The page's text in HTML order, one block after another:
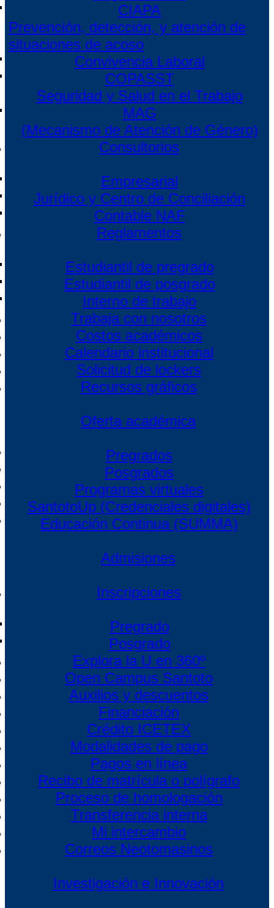
CIAPA
Prevención, detección, y atención de
situaciones de acoso
Convivencia Laboral
COPASST
Seguridad y Salud en el Trabajo
MAG
(Mecanismo de Atención de Género)
Consultorios
Empresarial
Jurídico y Centro de Conciliación
Contable NAF
Reglamentos
Estudiantil de pregrado
Estudiantil de posgrado
Interno de trabajo
Trabaja con nosotros
Costos académicos
Calendario institucional
Solicitud de lockers
Recursos gráficos
Oferta académica
Pregrados
Posgrados
Programas virtuales
SantotoUp (Credenciales digitales)
Educación Continua (SUMMA)
Admisiones
Inscripciones
Pregrado
Posgrado
Explora la U en 360º
Open Campus Santoto
Auxilios y descuentos
Financiación
Crédito ICETEX
Modalidades de pago
Pagos en línea
Recibo de matrícula o polígrafo
Proceso de homologación
Transferencia interna
Mi intercambio
Correos Neotomasinos
Investigación e Innovación